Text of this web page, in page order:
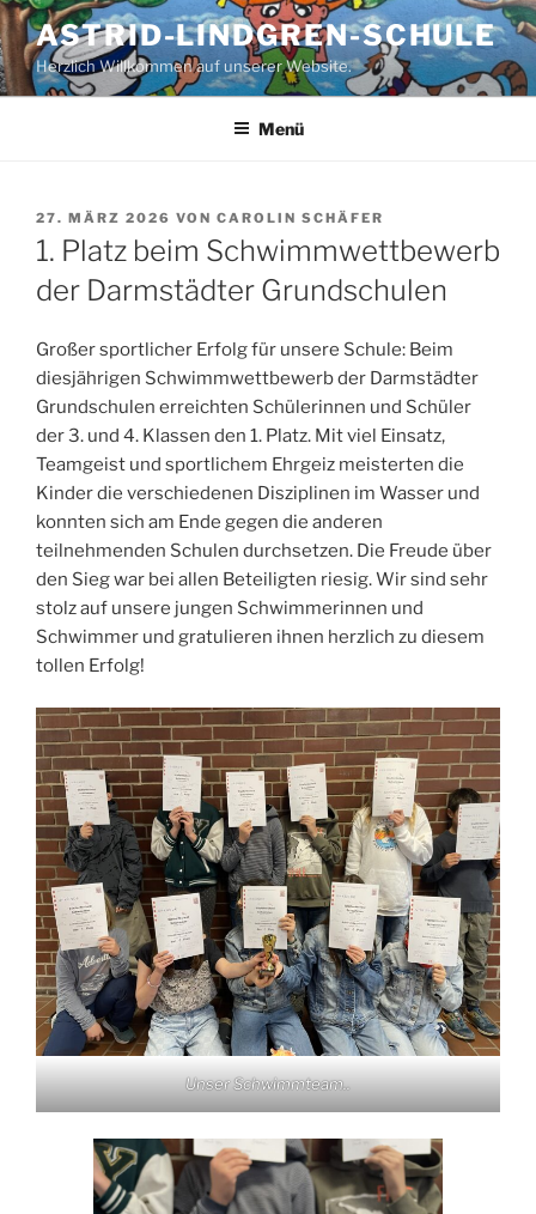
Zum
Inhalt
springen
ASTRID-LINDGREN-SCHULE
Herzlich Willkommen auf unserer Website.
Menü
VERÖFFENTLICHT
AM
27. MÄRZ 2026 VON CAROLIN SCHÄFER
1. Platz beim Schwimmwettbewerb
der Darmstädter Grundschulen
Großer sportlicher Erfolg für unsere Schule: Beim
diesjährigen Schwimmwettbewerb der Darmstädter
Grundschulen erreichten Schülerinnen und Schüler
der 3. und 4. Klassen den 1. Platz. Mit viel Einsatz,
Teamgeist und sportlichem Ehrgeiz meisterten die
Kinder die verschiedenen Disziplinen im Wasser und
konnten sich am Ende gegen die anderen
teilnehmenden Schulen durchsetzen. Die Freude über
den Sieg war bei allen Beteiligten riesig. Wir sind sehr
stolz auf unsere jungen Schwimmerinnen und
Schwimmer und gratulieren ihnen herzlich zu diesem
tollen Erfolg!
Unser Schwimmteam..